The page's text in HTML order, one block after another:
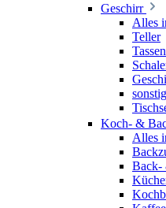
Geschirr
Alles
Teller
Koch- &
Alles
Back-